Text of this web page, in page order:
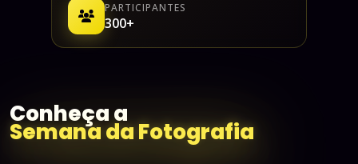
PARTICIPANTES
300+
Conheçaa
Semana da Fotografia